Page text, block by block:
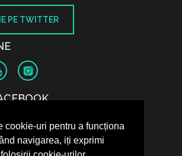
cookie-uri pentru a funcționa
navigarea, iți exprimi
PE TWITTER